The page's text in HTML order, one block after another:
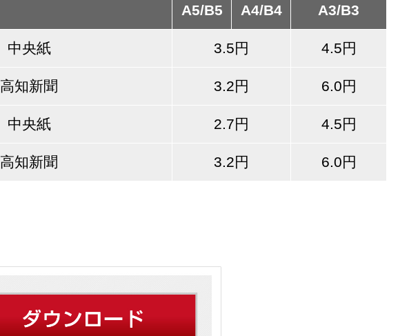
A5/B5 A4/B4 A3/B3
中央紙 3.5円 4.5円
高知新聞 3.2円 6.0円
中央紙 2.7円 4.5円
高知新聞 3.2円 6.0円